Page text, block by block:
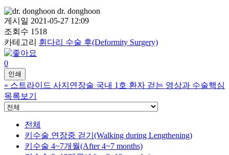
dr. donghoon
게시일 2021-05-27 12:09
조회수 1518
카테고리 휜다리 수술 후(Deformity Surgery)
0
인쇄
« 스트라이드 사지연장술 국내 1호 환자 걷는 영상과 수술핵심
목록보기
전체
키수술 연장중 걷기(Walking during Lengthening)
키수술 4~7개월(After 4~7 months)